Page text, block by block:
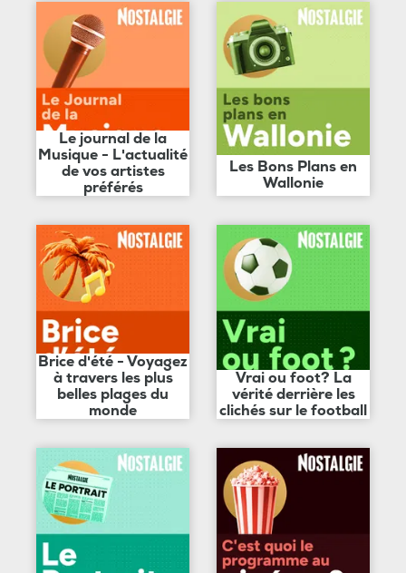
Le journal de la
Musique - L'actualité
de vos artistes
préférés
Les Bons Plans en
Wallonie
Brice d'été - Voyagez
à travers les plus
belles plages du
monde
Vrai ou foot? La
vérité derrière les
clichés sur le football